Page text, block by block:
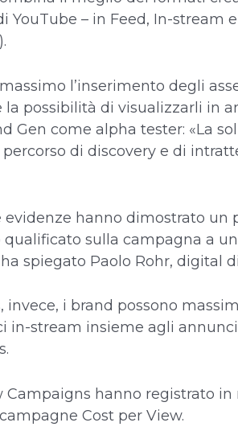
– in Feed, In-stream
l’inserimento degli
la possibilità di visualizzarli in
Gen come alpha tester: «La
di discovery e di
evidenze hanno dimostrato
sulla campagna a
spiegato Paolo Rohr, digital
invece, i brand possono
in-stream insieme agli
hanno registrato
Cost per View.